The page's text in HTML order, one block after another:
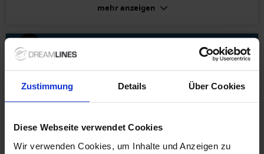
Zustimmung Details Über Cookies
Diese Webseite verwendet Cookies
Wir verwenden Cookies, um Inhalte und Anzeigen zu
Stühle könnten bequemer sein, kleiner Tisch wäre schön
mehr anzeigen
Reinhard L. (> 69)
4.2/ 5
15 Tage unterwegs mit der MSC Virtuosa
siehe oben